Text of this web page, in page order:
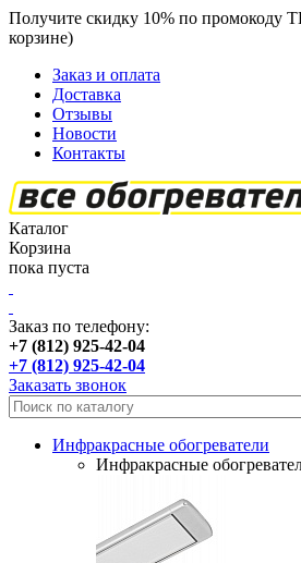
Получите скидку 10% по промокоду
корзине)
Заказ и оплата
Доставка
Отзывы
Новости
Контакты
Каталог
Корзина
пока пуста
Заказ по телефону:
+7 (812) 925-42-04
+7 (812) 925-42-04
Заказать звонок
Инфракрасные обогреватели
Инфракрасные